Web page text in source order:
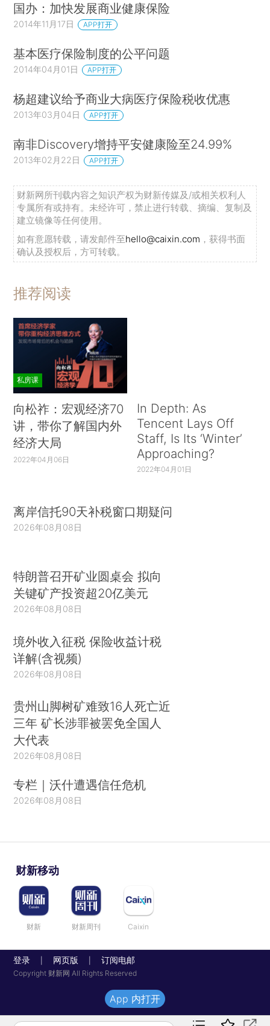
国办：加快发展商业健康保险
2014年11月17日 APP打开
基本医疗保险制度的公平问题
2014年04月01日 APP打开
杨超建议给予商业大病医疗保险税收优惠
2013年03月04日 APP打开
南非Discovery增持平安健康险至24.99%
2013年02月22日 APP打开
财新网所刊载内容之知识产权为财新传媒及/或相关权利人
专属所有或持有。未经许可，禁止进行转载、摘编、复制及
建立镜像等任何使用。
如有意愿转载，请发邮件至hello@caixin.com ，获得书面
确认及授权后，方可转载。
推荐阅读
私房课
向松祚：宏观经济70
讲，带你了解国内外
经济大局
2022年04月06日
In Depth: As
Tencent Lays Off
Staff, Is Its ‘Winter’
Approaching?
2022年04月01日
离岸信托90天补税窗口期疑问
2026年08月08日
特朗普召开矿业圆桌会 拟向
关键矿产投资超20亿美元
2026年08月08日
境外收入征税 保险收益计税
详解(含视频)
2026年08月08日
贵州山脚树矿难致16人死亡近
三年 矿长涉罪被罢免全国人
大代表
2026年08月08日
专栏｜沃什遭遇信任危机
2026年08月08日
财新移动
财新 财新周刊 Caixin
登录 网页版 订阅电邮
Copyright 财新网 All Rights Reserved
App 内打开